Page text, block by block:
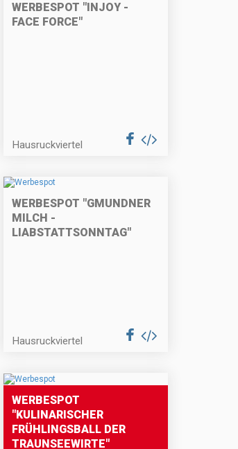
WERBESPOT "INJOY -
FACE FORCE"
Hausruckviertel
WERBESPOT "GMUNDNER
MILCH -
LIABSTATTSONNTAG"
Hausruckviertel
WERBESPOT
"KULINARISCHER
FRÜHLINGSBALL DER
TRAUNSEEWIRTE"